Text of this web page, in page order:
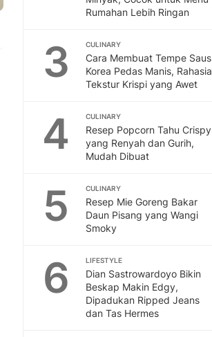
Rumahan Lebih Ringan
3 CULINARY
Cara Membuat Tempe Saus
Korea Pedas Manis, Rahasia
Tekstur Krispi yang Awet
4 CULINARY
Resep Popcorn Tahu Crispy
yang Renyah dan Gurih,
Mudah Dibuat
5 CULINARY
Resep Mie Goreng Bakar
Daun Pisang yang Wangi
Smoky
6 LIFESTYLE
Dian Sastrowardoyo Bikin
Beskap Makin Edgy,
Dipadukan Ripped Jeans
dan Tas Hermes